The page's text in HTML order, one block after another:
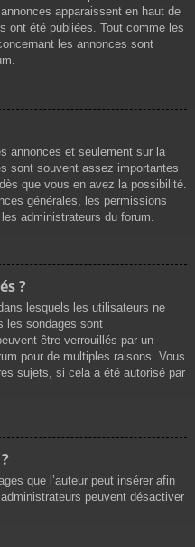
apparaissent en haut de
ont été publiées. Tout comme les
les annonces sont
annonces et seulement sur la
sont souvent assez importantes
que vous en avez la possibilité.
générales, les permissions
administrateurs du forum.
?
lesquels les utilisateurs ne
les sondages sont
être verrouillés par un
pour de multiples raisons. Vous
sujets, si cela a été autorisé par
que l’auteur peut insérer afin
peuvent désactiver